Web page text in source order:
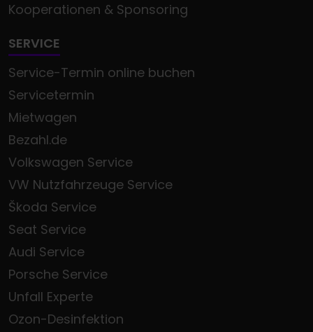
Kooperationen & Sponsoring
SERVICE
Service-Termin online buchen
Servicetermin
Mietwagen
Bezahl.de
Volkswagen Service
VW Nutzfahrzeuge Service
Škoda Service
Seat Service
Audi Service
Porsche Service
Unfall Experte
Ozon-Desinfektion